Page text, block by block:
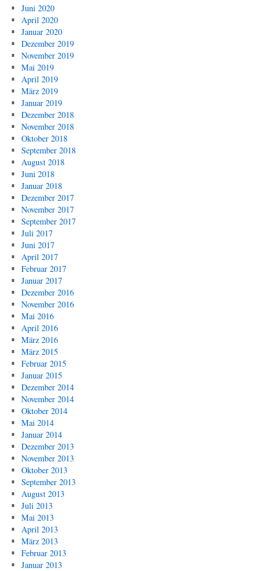
Juni 2020
April 2020
Januar 2020
Dezember 2019
November 2019
Mai 2019
April 2019
März 2019
Januar 2019
Dezember 2018
November 2018
Oktober 2018
September 2018
August 2018
Juni 2018
Januar 2018
Dezember 2017
November 2017
September 2017
Juli 2017
Juni 2017
April 2017
Februar 2017
Januar 2017
Dezember 2016
November 2016
Mai 2016
April 2016
März 2016
März 2015
Februar 2015
Januar 2015
Dezember 2014
November 2014
Oktober 2014
Mai 2014
Januar 2014
Dezember 2013
November 2013
Oktober 2013
September 2013
August 2013
Juli 2013
Mai 2013
April 2013
März 2013
Februar 2013
Januar 2013